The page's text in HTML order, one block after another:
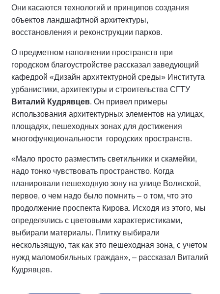
Они касаются технологий и принципов создания
объектов ландшафтной архитектуры,
восстановления и реконструкции парков.
О предметном наполнении пространств при
городском благоустройстве рассказал заведующий
кафедрой «Дизайн архитектурной среды» Института
урбанистики, архитектуры и строительства СГТУ
Виталий Кудрявцев. Он привел примеры
использования архитектурных элементов на улицах,
площадях, пешеходных зонах для достижения
многофункциональности городских пространств.
«Мало просто разместить светильники и скамейки,
надо тонко чувствовать пространство. Когда
планировали пешеходную зону на улице Волжской,
первое, о чем надо было помнить – о том, что это
продолжение проспекта Кирова. Исходя из этого, мы
определялись с цветовыми характеристиками,
выбирали материалы. Плитку выбирали
нескользящую, так как это пешеходная зона, с учетом
нужд маломобильных граждан», – рассказал Виталий
Кудрявцев.